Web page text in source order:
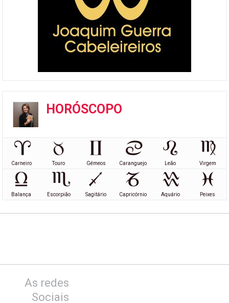
HORÓSCOPO
Carneiro Touro Gémeos Caranguejo Leão Virgem
Balança Escorpião Sagitário Capricórnio Aquário Peixes
As redes
Sociais